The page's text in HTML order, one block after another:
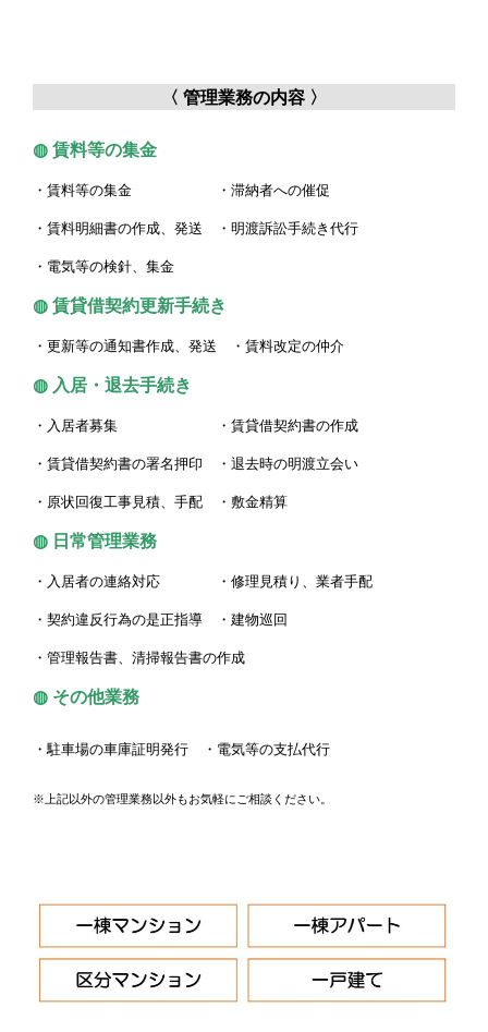
〈 管理業務の内容 〉
◍ 賃料等の集金
・賃料等の集金 ・滞納者への催促
・賃料明細書の作成、発送
・明渡訴訟手続き代行
・電気等の検針、集金
◍ 賃貸借契約更新手続き
・更新等の通知書作成、発送 ・賃料改定の仲介
◍ 入居・退去手続き
・入居者募集 ・賃貸借契約書の作成
・賃貸借契約書の署名押印
・退去時の明渡立会い
・原状回復工事見積、手配 ・敷金精算
◍ 日常管理業務
・入居者の連絡対応 ・修理見積り、業者手配
・契約違反行為の是正指導 ・建物巡回
・管理報告書、清掃報告書の作成
◍ その他業務
・駐車場の車庫証明発行 ・電気等の支払代行
※上記以外の管理業務以外もお気軽にご相談ください。